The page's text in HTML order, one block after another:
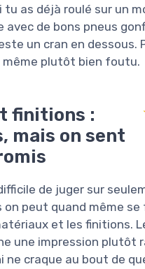
tu as déjà roulé sur un
avec de bons pneus
un cran en dessous.
même plutôt bien foutu.
finitions :
mais on sent
de juger sur
on peut quand même se
et les finitions.
une impression plutôt
ne craque au bout de